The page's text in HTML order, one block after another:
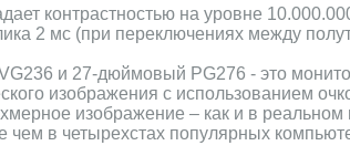
контрастностью на уровне
2 мс (при переключениях между
и 27-дюймовый PG276 - это
изображения с использованием
изображение – как и в
чем в четырехстах популярных